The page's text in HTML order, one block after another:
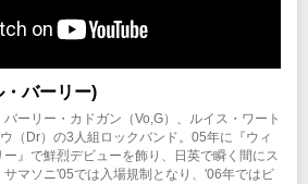
バーリー)
ーリー・カドガン（Vo,G）、ルイス・ワート
（Dr）の3人組ロックバンド。05年に『ウィ
』で鮮烈デビューを飾り、日英で瞬く間にス
マソニ'05では入場規制となり、'06年ではビ